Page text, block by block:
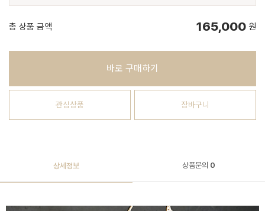
총 상품 금액 165,000 원
바로 구매하기
관심상품 장바구니
상세정보 상품문의 0